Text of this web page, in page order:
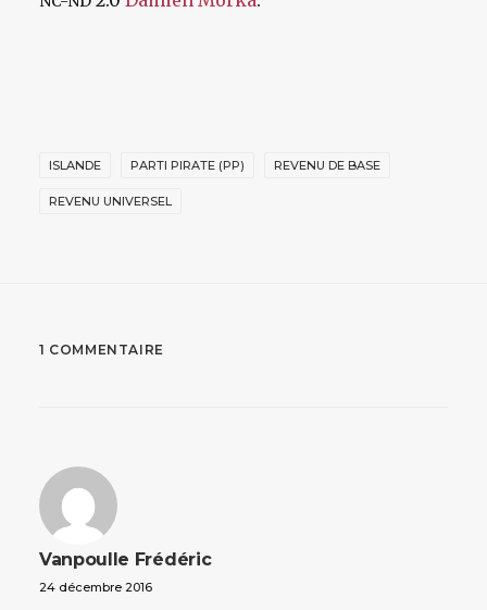
ISLANDE PARTI PIRATE (PP) REVENU DE BASE
REVENU UNIVERSEL
1 COMMENTAIRE
Vanpoulle Frédéric
24 décembre 2016